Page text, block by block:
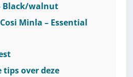
Black/walnut
Minla – Essential
tips over deze